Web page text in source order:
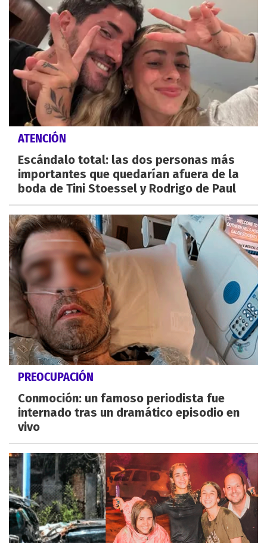
ATENCIÓN
Escándalo total: las dos personas más
importantes que quedarían afuera de la
boda de Tini Stoessel y Rodrigo de Paul
PREOCUPACIÓN
Conmoción: un famoso periodista fue
internado tras un dramático episodio en
vivo